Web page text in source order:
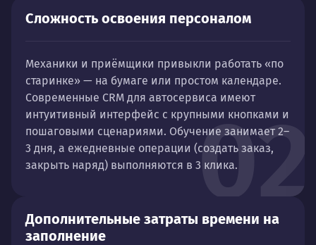
02
Сложность освоения персоналом
Механики и приёмщики привыкли работать «по
старинке» — на бумаге или простом календаре.
Современные CRM для автосервиса имеют
интуитивный интерфейс с крупными кнопками и
пошаговыми сценариями. Обучение занимает 2–
3 дня, а ежедневные операции (создать заказ,
закрыть наряд) выполняются в 3 клика.
Дополнительные затраты времени на
заполнение